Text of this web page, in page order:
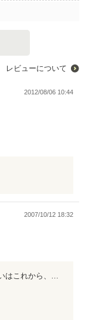
レビューについて
2012/08/06 10:44
気に読んでしま
まとまってると思
。
2007/10/12 18:32
。